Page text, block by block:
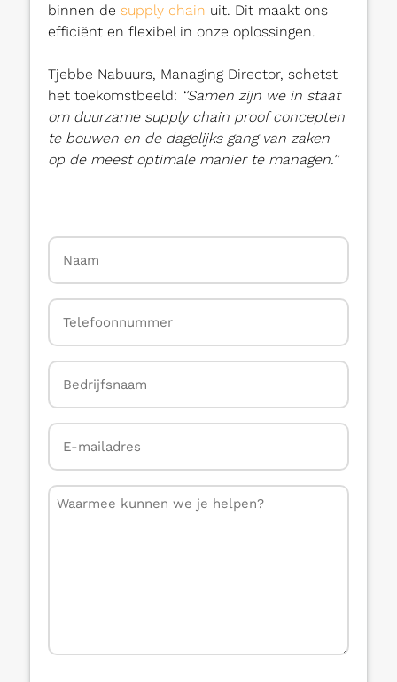
binnen de supply chain uit. Dit maakt ons
efficiënt en flexibel in onze oplossingen.
Tjebbe Nabuurs, Managing Director, schetst
het toekomstbeeld: ‘’Samen zijn we in staat
om duurzame supply chain proof concepten
te bouwen en de dagelijks gang van zaken
op de meest optimale manier te managen.’’
Naam
Telefoon
Bedrijfsnaam
E-
mailadres
Bericht